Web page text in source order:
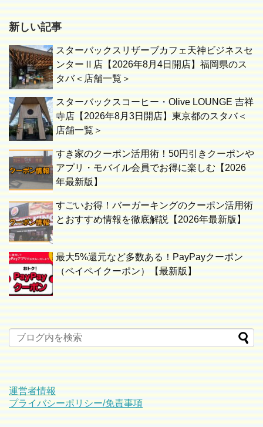
新しい記事
スターバックスリザーブカフェ天神ビジネスセ
ンターⅡ店【2026年8月4日開店】福岡県のス
タバ＜店舗一覧＞
スターバックスコーヒー・Olive LOUNGE 吉祥
寺店【2026年8月3日開店】東京都のスタバ＜
店舗一覧＞
すき家のクーポン活用術！50円引きクーポンや
アプリ・モバイル会員でお得に楽しむ【2026
年最新版】
すごいお得！バーガーキングのクーポン活用術
とおすすめ情報を徹底解説【2026年最新版】
最大5%還元など多数ある！PayPayクーポン
（ペイペイクーポン）【最新版】
運営者情報
プライバシーポリシー/免責事項